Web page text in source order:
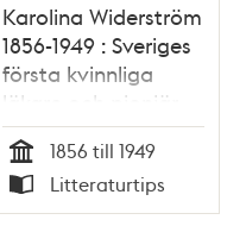
Karolina Widerström
1856-1949 : Sveriges
första kvinnliga
läkare och pionjär
inom
sexualupplysningen
/ Magnus Ullman
Tid
1856 till 1949
Typ
Litteraturtips